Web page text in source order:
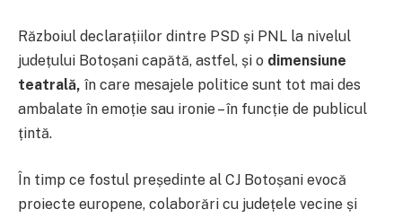
Războiul declarațiilor dintre PSD și PNL la nivelul
județului Botoșani capătă, astfel, și o dimensiune
teatrală, în care mesajele politice sunt tot mai des
ambalate în emoție sau ironie – în funcție de publicul
țintă.
În timp ce fostul președinte al CJ Botoșani evocă
proiecte europene, colaborări cu județele vecine și